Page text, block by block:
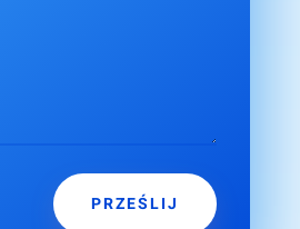
PRZEŚLIJ